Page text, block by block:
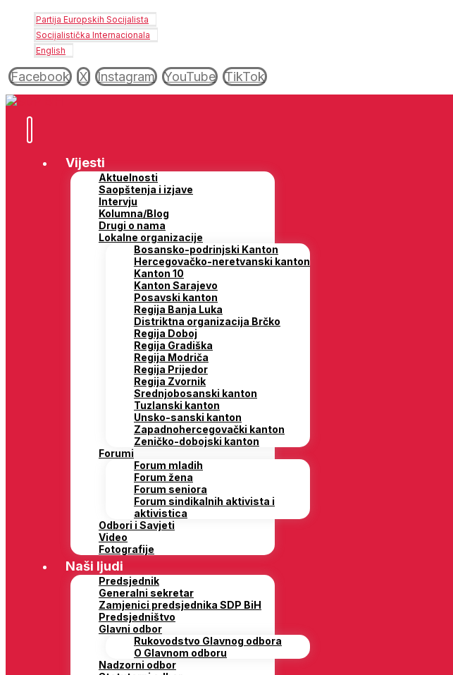
Partija Europskih Socijalista
Socijalistička Internacionala
English
Facebook X Instagram YouTube TikTok
Vijesti
Aktuelnosti
Saopštenja i izjave
Intervju
Kolumna/Blog
Drugi o nama
Lokalne organizacije
Bosansko-podrinjski Kanton
Hercegovačko-neretvanski kanton
Kanton 10
Kanton Sarajevo
Posavski kanton
Regija Banja Luka
Distriktna organizacija Brčko
Regija Doboj
Regija Gradiška
Regija Modriča
Regija Prijedor
Regija Zvornik
Srednjobosanski kanton
Tuzlanski kanton
Unsko-sanski kanton
Zapadnohercegovački kanton
Zeničko-dobojski kanton
Forumi
Forum mladih
Forum žena
Forum seniora
Forum sindikalnih aktivista i
aktivistica
Odbori i Savjeti
Video
Fotografije
Naši ljudi
Predsjednik
Generalni sekretar
Zamjenici predsjednika SDP BiH
Predsjedništvo
Glavni odbor
Rukovodstvo Glavnog odbora
O Glavnom odboru
Nadzorni odbor